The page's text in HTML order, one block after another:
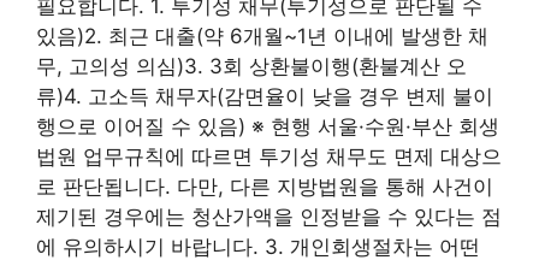
필요합니다. 1. 투기성 채무(투기성으로 판단될 수
있음)2. 최근 대출(약 6개월~1년 이내에 발생한 채
무, 고의성 의심)3. 3회 상환불이행(환불계산 오
류)4. 고소득 채무자(감면율이 낮을 경우 변제 불이
행으로 이어질 수 있음) ※ 현행 서울·수원·부산 회생
법원 업무규칙에 따르면 투기성 채무도 면제 대상으
로 판단됩니다. 다만, 다른 지방법원을 통해 사건이
제기된 경우에는 청산가액을 인정받을 수 있다는 점
에 유의하시기 바랍니다. 3. 개인회생절차는 어떤